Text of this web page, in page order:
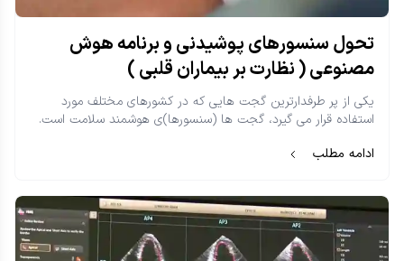
تحول سنسورهای پوشیدنی و برنامه هوش
مصنوعی ( نظارت بر بیماران قلبی )
یکی از پر طرفدارترین گجت هایی که در کشورهای مختلف مورد
استفاده قرار می گیرد، گجت ها (سنسورها)ی‌ هوشمند سلامت است.
ادامه مطلب